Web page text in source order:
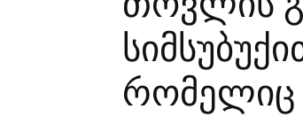
რომელიც